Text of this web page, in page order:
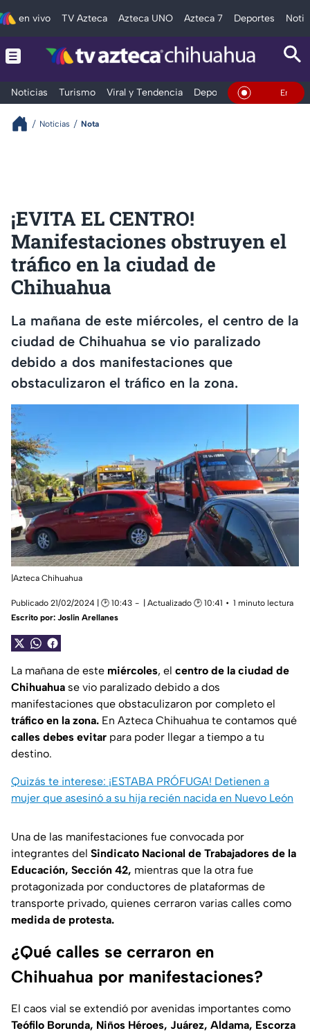
en vivo TV Azteca Azteca UNO Azteca 7 Deportes
Noticias Turismo Viral y Tendencia Deportes Espectáculos
En Vivo
Noticias Nota
¡EVITA EL CENTRO!
Manifestaciones obstruyen el
tráfico en la ciudad de
Chihuahua
La mañana de este miércoles, el centro de la
ciudad de Chihuahua se vio paralizado
debido a dos manifestaciones que
obstaculizaron el tráfico en la zona.
|Azteca Chihuahua
Publicado 21/02/2024 | 🕑 10:43 | Actualizado 🕑 10:41
1 minuto lectura
Escrito por: Joslin Arellanes
La mañana de este miércoles, el centro de la ciudad de
Chihuahua se vio paralizado debido a dos
manifestaciones que obstaculizaron por completo el
tráfico en la zona. En Azteca Chihuahua te contamos qué
calles debes evitar para poder llegar a tiempo a tu
destino.
Quizás te interese: ¡ESTABA PRÓFUGA! Detienen a
mujer que asesinó a su hija recién nacida en Nuevo León
Una de las manifestaciones fue convocada por
integrantes del Sindicato Nacional de Trabajadores de la
Educación, Sección 42, mientras que la otra fue
protagonizada por conductores de plataformas de
transporte privado, quienes cerraron varias calles como
medida de protesta.
¿Qué calles se cerraron en
Chihuahua por manifestaciones?
El caos vial se extendió por avenidas importantes como
Teófilo Borunda, Niños Héroes, Juárez, Aldama, Escorza